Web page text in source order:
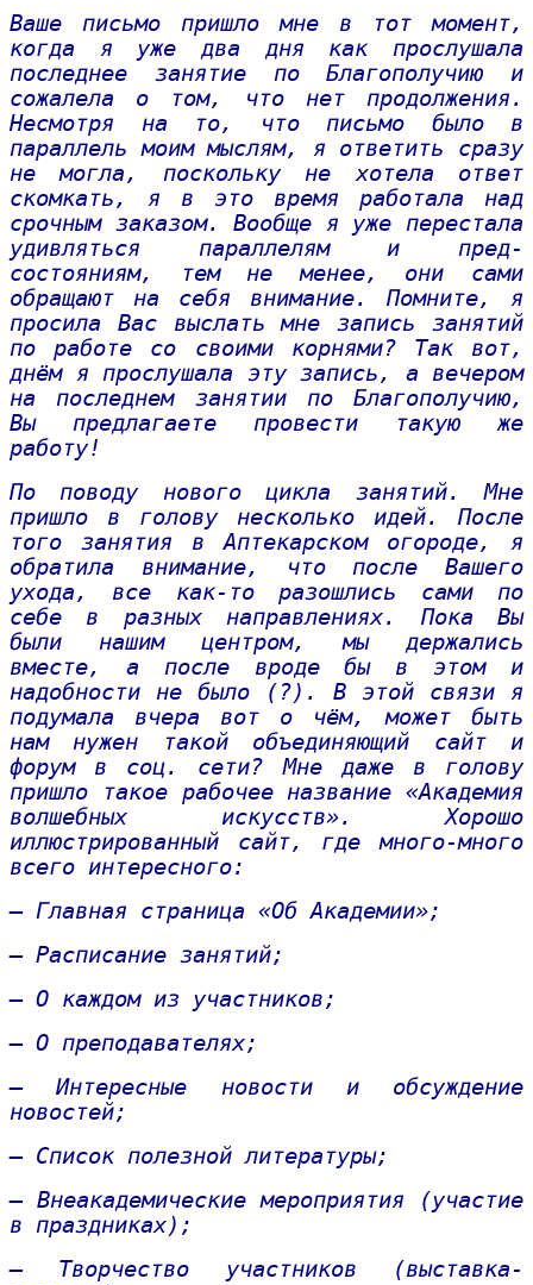
Ваше письмо пришло мне в тот момент,
когда я уже два дня как прослушала
последнее занятие по Благополучию и
сожалела о том, что нет продолжения.
Несмотря на то, что письмо было в
параллель моим мыслям, я ответить сразу
не могла, поскольку не хотела ответ
скомкать, я в это время работала над
срочным заказом. Вообще я уже перестала
удивляться параллелям и пред-
состояниям, тем не менее, они сами
обращают на себя внимание. Помните, я
просила Вас выслать мне запись занятий
по работе со своими корнями? Так вот,
днём я прослушала эту запись, а вечером
на последнем занятии по Благополучию,
Вы предлагаете провести такую же
работу!
По поводу нового цикла занятий. Мне
пришло в голову несколько идей. После
того занятия в Аптекарском огороде, я
обратила внимание, что после Вашего
ухода, все как-то разошлись сами по
себе в разных направлениях. Пока Вы
были нашим центром, мы держались
вместе, а после вроде бы в этом и
надобности не было (?). В этой связи я
подумала вчера вот о чём, может быть
нам нужен такой объединяющий сайт и
форум в соц. сети? Мне даже в голову
пришло такое рабочее название «Академия
волшебных искусств». Хорошо
иллюстрированный сайт, где много-много
всего интересного:
– Главная страница «Об Академии»;
– Расписание занятий;
– О каждом из участников;
– О преподавателях;
– Интересные новости и обсуждение
новостей;
– Список полезной литературы;
– Внеакадемические мероприятия (участие
в праздниках);
– Творчество участников (выставка-